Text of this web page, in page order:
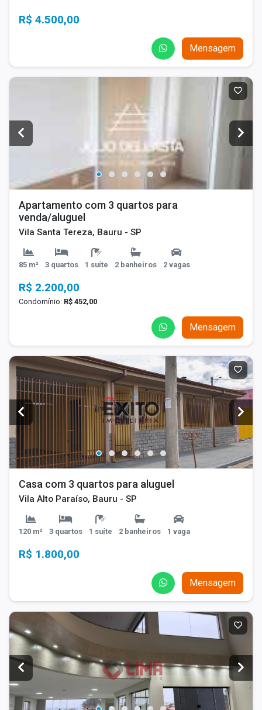
R$ 4.500,00
Mensagem
Apartamento com 3 quartos para
venda/aluguel
Vila Santa Tereza, Bauru - SP
85 m² 3 quartos 1 suíte 2 banheiros 2 vagas
R$ 2.200,00
Condomínio: R$ 452,00
Mensagem
Casa com 3 quartos para aluguel
Vila Alto Paraíso, Bauru - SP
120 m² 3 quartos 1 suíte 2 banheiros 1 vaga
R$ 1.800,00
Mensagem